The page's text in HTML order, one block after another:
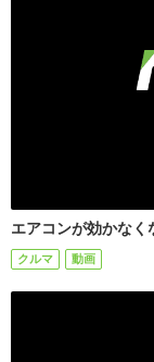
エアコンが効かなく
クルマ 動画